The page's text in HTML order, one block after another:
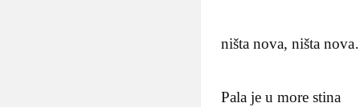
ništa nova, ništa
Pala je u more stina